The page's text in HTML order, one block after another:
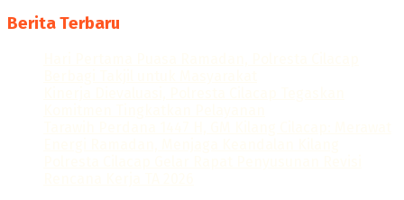
Berita Terbaru